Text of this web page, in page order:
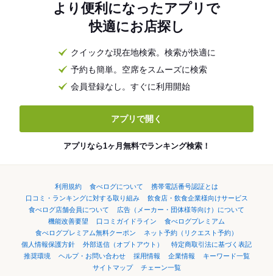
より便利になったアプリで
快適にお店探し
クイックな現在地検索。検索が快適に
予約も簡単。空席をスムーズに検索
会員登録なし。すぐに利用開始
アプリで開く
アプリなら1ヶ月無料でランキング検索！
利用規約 食べログについて
携帯電話番号認証とは
口コミ・ランキングに対する取り組み
飲食店・飲食企業様向けサービス
食べログ店舗会員について
広告（メーカー・団体様等向け）について
機能改善要望
口コミガイドライン
食べログプレミアム
食べログプレミアム無料クーポン
ネット予約（リクエスト予約）
個人情報保護方針
外部送信（オプトアウト）
特定商取引法に基づく表記
推奨環境
ヘルプ・お問い合わせ 採用情報 企業情報
キーワード一覧
サイトマップ
チェーン一覧